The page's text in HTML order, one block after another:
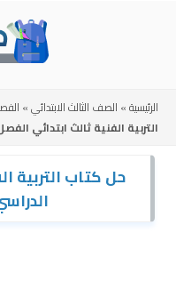
الرئيسية» الصف الثالث الابتدائي»
التربية الفنية ثالث ابتدائي الفصل
حل كتاب التربية
الدراسي